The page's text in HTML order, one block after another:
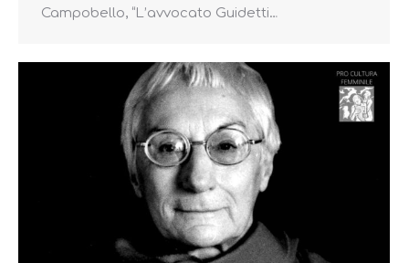
Campobello, “L’avvocato Guidetti…